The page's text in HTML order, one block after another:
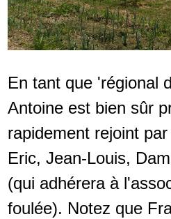
En tant que 'régional
Antoine est bien sûr
rapidement rejoint
Eric, Jean-Louis,
(qui adhérera à
foulée). Notez que